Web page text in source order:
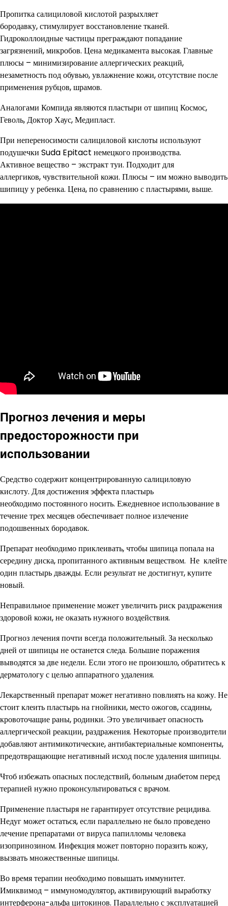
Пропитка салициловой кислотой разрыхляет
бородавку, стимулирует восстановление тканей.
Гидроколлоидные частицы преграждают попадание
загрязнений, микробов. Цена медикамента высокая. Главные
плюсы – минимизирование аллергических реакций,
незаметность под обувью, увлажнение кожи, отсутствие после
применения рубцов, шрамов.
Аналогами Компида являются пластыри от шипиц Космос,
Геволь, Доктор Хаус, Медипласт.
При непереносимости салициловой кислоты используют
подушечки Suda Epitact немецкого производства.
Активное вещество – экстракт туи. Подходит для
аллергиков, чувствительной кожи. Плюсы – им можно выводить
шипицу у ребенка. Цена, по сравнению с пластырями, выше.
Прогноз лечения и меры
предосторожности при
использовании
Средство содержит концентрированную салициловую
кислоту. Для достижения эффекта пластырь
необходимо постоянного носить. Ежедневное использование в
течение трех месяцев обеспечивает полное излечение
подошвенных бородавок.
Препарат необходимо приклеивать, чтобы шипица попала на
середину диска, пропитанного активным веществом. Не клейте
один пластырь дважды. Если результат не достигнут, купите
новый.
Неправильное применение может увеличить риск раздражения
здоровой кожи, не оказать нужного воздействия.
Прогноз лечения почти всегда положительный. За несколько
дней от шипицы не останется следа. Большие поражения
выводятся за две недели. Если этого не произошло, обратитесь к
дерматологу с целью аппаратного удаления.
Лекарственный препарат может негативно повлиять на кожу. Не
стоит клеить пластырь на гнойники, место ожогов, ссадины,
кровоточащие раны, родинки. Это увеличивает опасность
аллергической реакции, раздражения. Некоторые производители
добавляют антимикотические, антибактериальные компоненты,
предотвращающие негативный исход после удаления шипицы.
Чтоб избежать опасных последствий, больным диабетом перед
терапией нужно проконсультироваться с врачом.
Применение пластыря не гарантирует отсутствие рецидива.
Недуг может остаться, если параллельно не было проведено
лечение препаратами от вируса папилломы человека
изопринозином. Инфекция может повторно поразить кожу,
вызвать множественные шипицы.
Во время терапии необходимо повышать иммунитет.
Имиквимод – иммуномодулятор, активирующий выработку
интерферона-альфа цитокинов. Параллельно с эксплуатацией